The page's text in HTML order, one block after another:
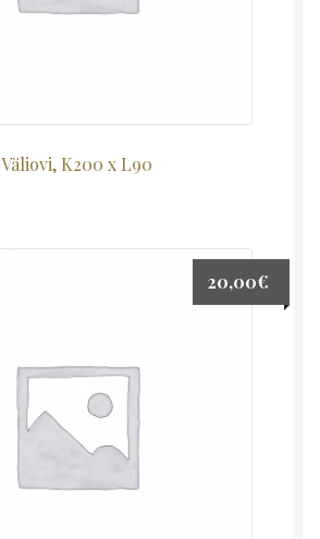
Väliovi, K200 x L90
20,00€